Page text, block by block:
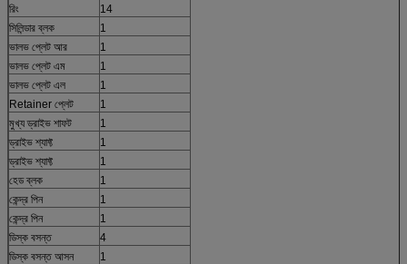
রিং
14
সিলিন্ডার ব্লক
1
ভালভ প্লেট আর
1
ভালভ প্লেট এম
1
ভালভ প্লেট এল
1
Retainer প্লেট
1
মুখ্য ড্রাইভ শাফট
1
ড্রাইভ শ্যাফ্ট
1
ড্রাইভ শ্যাফ্ট
1
হেড ব্লক
1
কেন্দ্র পিন
1
কেন্দ্র পিন
1
ডিস্ক বসন্ত
4
ডিস্ক বসন্ত আসন
1